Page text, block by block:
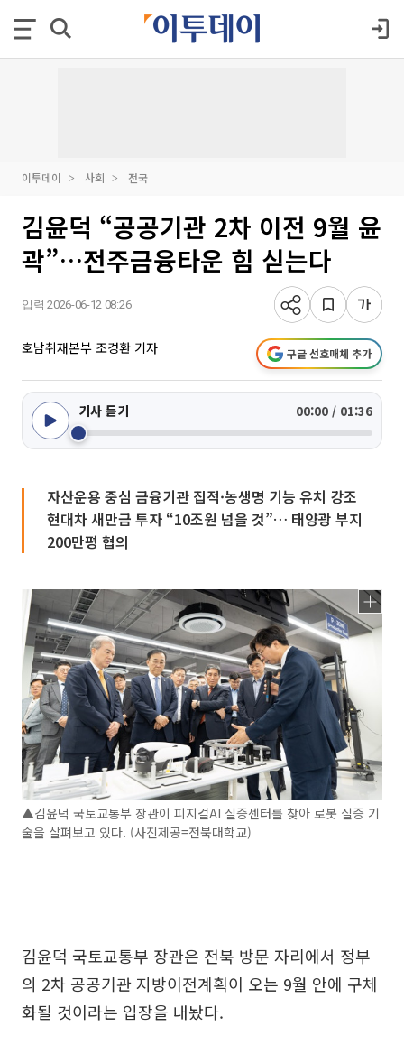
이투데이 사회 전국
김윤덕 “공공기관 2차 이전 9월 윤
곽”…전주금융타운 힘 싣는다
입력 2026-06-12 08:26
호남취재본부 조경환 기자 구글 선호매체 추가
기사 듣기 00:00 / 01:36
자산운용 중심 금융기관 집적·농생명 기능 유치 강조
현대차 새만금 투자 “10조원 넘을 것”… 태양광 부지
200만평 협의
▲김윤덕 국토교통부 장관이 피지컬AI 실증센터를 찾아 로봇 실증 기
술을 살펴보고 있다. (사진제공=전북대학교)
김윤덕 국토교통부 장관은 전북 방문 자리에서 정부
의 2차 공공기관 지방이전계획이 오는 9월 안에 구체
화될 것이라는 입장을 내놨다.